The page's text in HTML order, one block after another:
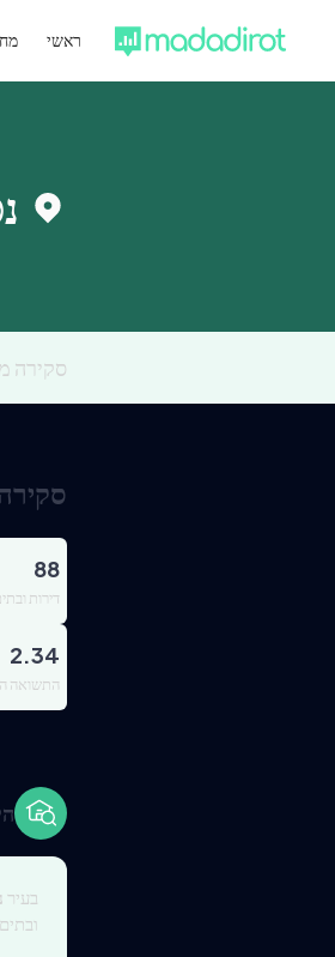
ראשי
סקירה
88
דירות
2.34
התשואה
בעיר